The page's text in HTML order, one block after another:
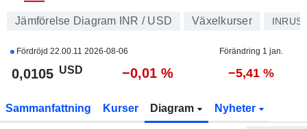
Jämförelse Diagram INR / USD Växelkurser
Fördröjd 22.00.11 2026-08-06 Förändring 1 jan.
0,0105 USD −0,01 % −5,41 %
Sammanfattning Kurser Diagram Nyheter